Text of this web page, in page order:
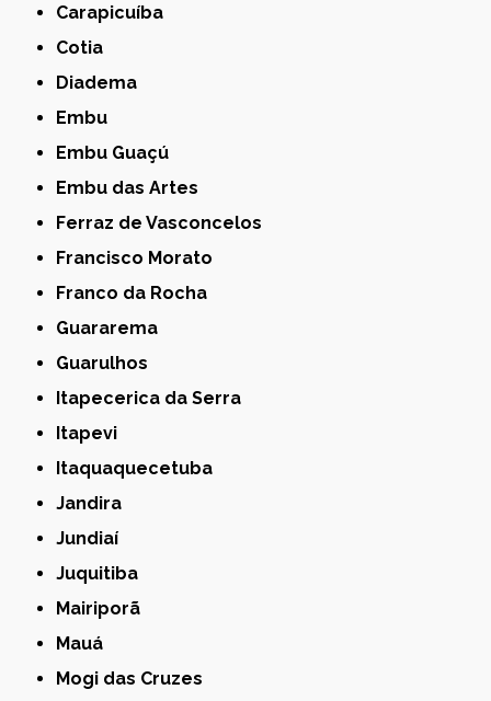
Carapicuíba
Cotia
Diadema
Embu
Embu Guaçú
Embu das Artes
Ferraz de Vasconcelos
Francisco Morato
Franco da Rocha
Guararema
Guarulhos
Itapecerica da Serra
Itapevi
Itaquaquecetuba
Jandira
Jundiaí
Juquitiba
Mairiporã
Mauá
Mogi das Cruzes